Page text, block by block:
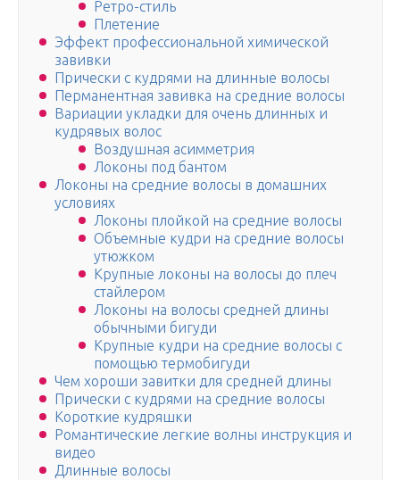
Ретро-стиль
Плетение
Эффект профессиональной химической
завивки
Прически с кудрями на длинные волосы
Перманентная завивка на средние волосы
Вариации укладки для очень длинных и
кудрявых волос
Воздушная асимметрия
Локоны под бантом
Локоны на средние волосы в домашних
условиях
Локоны плойкой на средние волосы
Объемные кудри на средние волосы
утюжком
Крупные локоны на волосы до плеч
стайлером
Локоны на волосы средней длины
обычными бигуди
Крупные кудри на средние волосы с
помощью термобигуди
Чем хороши завитки для средней длины
Прически с кудрями на средние волосы
Короткие кудряшки
Романтические легкие волны инструкция и
видео
Длинные волосы